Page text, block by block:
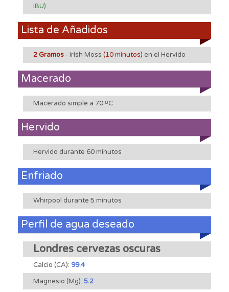
IBU)
Lista de Añadidos
2 Gramos - Irish Moss (10 minutos) en el Hervido
Macerado
Macerado simple a 70 ºC
Hervido
Hervido durante 60 minutos
Enfriado
Whirpool durante 5 minutos
Perfil de agua deseado
Londres cervezas oscuras
Calcio (CA): 99.4
Magnesio (Mg): 5.2